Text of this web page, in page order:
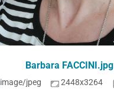
Barbara FACCINI.jpg
image/jpeg 2448x3264